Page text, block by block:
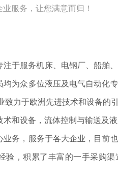
服务，让您满意而归！
注于服务机床、电钢厂、船舶
为众多位液压及电气自动化
致力于欧洲先进技术和设备的
和设备，流体控制与输送及
业务，服务于各大企业，目前
验，积累了丰富的一手采购